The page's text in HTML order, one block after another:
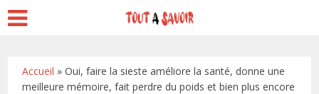
Accueil »Oui, faire la sieste améliore la santé, donne une
meilleure mémoire, fait perdre du poids et bien plus encore